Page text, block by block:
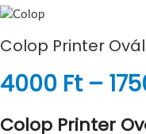
Colop Printer
4000 Ft –
Colop Printer